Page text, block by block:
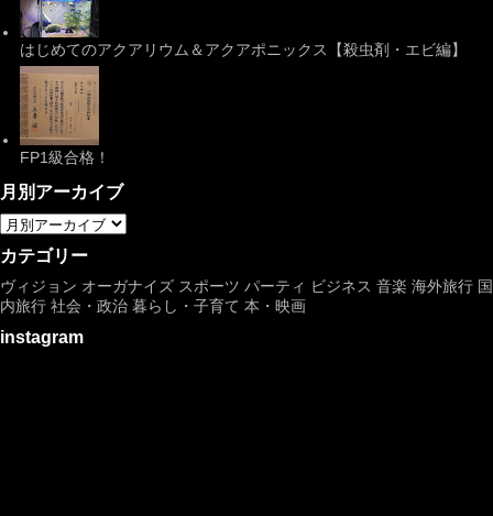
はじめてのアクアリウム＆アクアポニックス【殺虫剤・エビ編】
FP1級合格！
月別アーカイブ
カテゴリー
ヴィジョン オーガナイズ スポーツ パーティ ビジネス 音楽 海外旅行 国
内旅行 社会・政治 暮らし・子育て 本・映画
instagram